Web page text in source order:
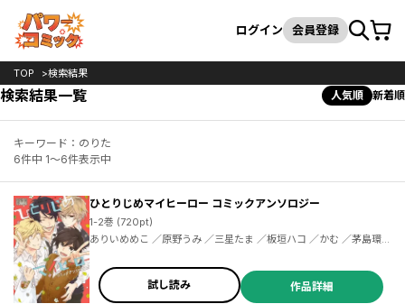
検索
ログイン 会員登録カート
TOP 検索結果
検索結果一覧 人気順 新着順
キーワード：のりた
6件中 1～6件表示中
ひとりじめマイヒーロー コミックアンソロジー
1-2巻 (720pt)
ありいめめこ ／原野うみ ／三星たま ／板垣ハコ ／かむ ／茅島環
／喜来ユウ ／こいち ／炬太郎 ／彩月つかさ ／椎名まうみ ／永緒ウ
カ ／はやせれく ／藤丘ようこ ／望月和臣 ／白梅ナズナ ／のりた
／ももせ ／オリゴ糖 ／9℃ ／白旗サガリ ／千葉たゆり ／雪矢トモ
キ
試し読み 作品詳細